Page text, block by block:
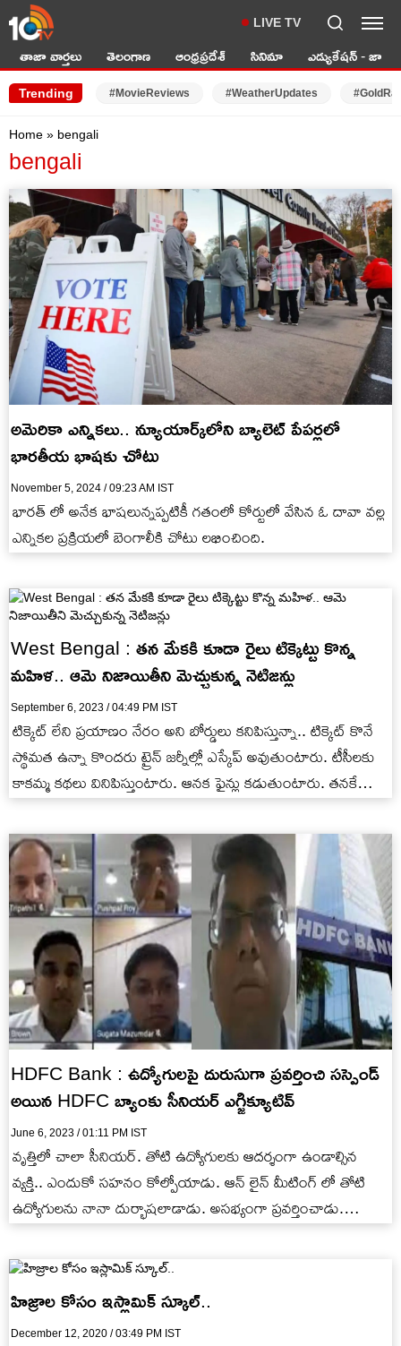
LIVE TV
తాజా వార్తలు తెలంగాణ ఆంధ్రప్రదేశ్ సినిమా ఎడ్యుకేషన్ - జాబ్స్
Trending #MovieReviews #WeatherUpdates
Home » bengali
bengali
అమెరికా ఎన్నికలు.. న్యూయార్క్‌లోని బ్యాలెట్ పేపర్లలో
భారతీయ భాషకు చోటు
November 5, 2024 / 09:23 AM IST
భారత్ లో అనేక భాషలున్నప్పటికీ గతంలో కోర్టులో వేసిన ఓ దావా వల్ల
ఎన్నికల ప్రక్రియలో బెంగాలీకి చోటు లభించింది.
West Bengal : తన మేకకి కూడా రైలు టిక్కెట్టు కొన్న
మహిళ.. ఆమె నిజాయితీని మెచ్చుకున్న నెటిజన్లు
September 6, 2023 / 04:49 PM IST
టిక్కెట్ లేని ప్రయాణం నేరం అని బోర్డులు కనిపిస్తున్నా.. టిక్కెట్ కొనే
స్థోమత ఉన్నా కొందరు ట్రైన్ జర్నీల్లో ఎస్కేప్ అవుతుంటారు. టీసీలకు
కాకమ్మ కథలు వినిపిస్తుంటారు. ఆనక ఫైన్లు కడుతుంటారు. తనకే
HDFC Bank : ఉద్యోగులపై దురుసుగా ప్రవర్తించి సస్పెండ్
అయిన HDFC బ్యాంకు సీనియర్ ఎగ్జిక్యూటివ్
June 6, 2023 / 01:11 PM IST
వృత్తిలో చాలా సీనియర్. తోటి ఉద్యోగులకు ఆదర్శంగా ఉండాల్సిన
వ్యక్తి.. ఎందుకో సహనం కోల్పోయాడు. ఆన్ లైన్ మీటింగ్ లో తోటి
ఉద్యోగులను నానా దుర్భాషలాడాడు. అసభ్యంగా ప్రవర్తించాడు.
హిజ్రాల కోసం ఇస్లామిక్ స్కూల్..
December 12, 2020 / 03:49 PM IST